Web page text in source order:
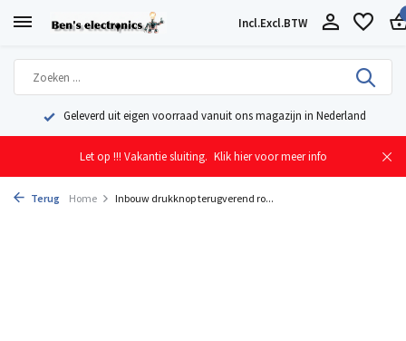
Incl.Excl.BTW
Geleverd uit eigen voorraad vanuit ons magazijn in Nederland
Let op !!! Vakantie sluiting. Klik hier voor meer info
Terug Home Inbouw drukknop terugverend ro...